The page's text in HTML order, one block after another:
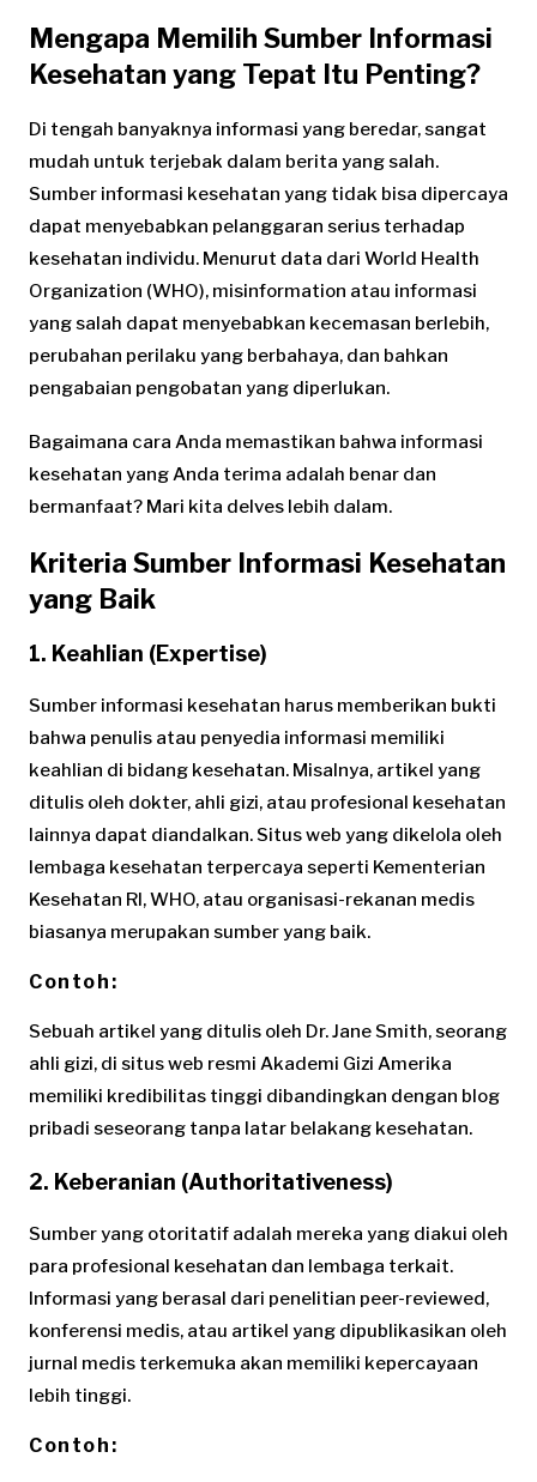
Mengapa Memilih Sumber Informasi
Kesehatan yang Tepat Itu Penting?
Di tengah banyaknya informasi yang beredar, sangat
mudah untuk terjebak dalam berita yang salah.
Sumber informasi kesehatan yang tidak bisa dipercaya
dapat menyebabkan pelanggaran serius terhadap
kesehatan individu. Menurut data dari World Health
Organization (WHO), misinformation atau informasi
yang salah dapat menyebabkan kecemasan berlebih,
perubahan perilaku yang berbahaya, dan bahkan
pengabaian pengobatan yang diperlukan.
Bagaimana cara Anda memastikan bahwa informasi
kesehatan yang Anda terima adalah benar dan
bermanfaat? Mari kita delves lebih dalam.
Kriteria Sumber Informasi Kesehatan
yang Baik
1. Keahlian (Expertise)
Sumber informasi kesehatan harus memberikan bukti
bahwa penulis atau penyedia informasi memiliki
keahlian di bidang kesehatan. Misalnya, artikel yang
ditulis oleh dokter, ahli gizi, atau profesional kesehatan
lainnya dapat diandalkan. Situs web yang dikelola oleh
lembaga kesehatan terpercaya seperti Kementerian
Kesehatan RI, WHO, atau organisasi-rekanan medis
biasanya merupakan sumber yang baik.
Contoh:
Sebuah artikel yang ditulis oleh Dr. Jane Smith, seorang
ahli gizi, di situs web resmi Akademi Gizi Amerika
memiliki kredibilitas tinggi dibandingkan dengan blog
pribadi seseorang tanpa latar belakang kesehatan.
2. Keberanian (Authoritativeness)
Sumber yang otoritatif adalah mereka yang diakui oleh
para profesional kesehatan dan lembaga terkait.
Informasi yang berasal dari penelitian peer-reviewed,
konferensi medis, atau artikel yang dipublikasikan oleh
jurnal medis terkemuka akan memiliki kepercayaan
lebih tinggi.
Contoh: